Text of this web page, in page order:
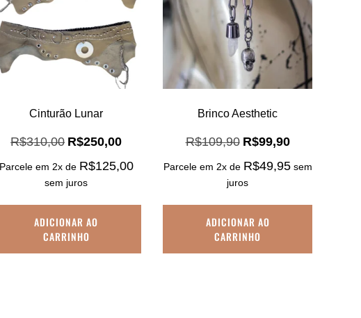
Cinturão Lunar
R$310,00 O
original
era:
R$250,00O
atual
Parcele em 2x de R$125,00
sem juros
ADICIONAR AO
CARRINHO
Brinco Aesthetic
R$109,90 O
original
era:
R$99,90O
atual
Parcele em 2x de R$49,95 sem
juros
ADICIONAR AO
CARRINHO